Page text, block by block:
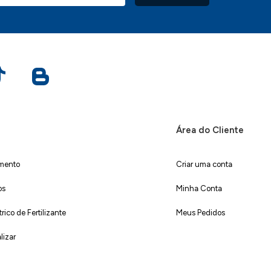
de Fertilizante
Área do Cliente
Criar uma conta
Minha Conta
Meus Pedidos